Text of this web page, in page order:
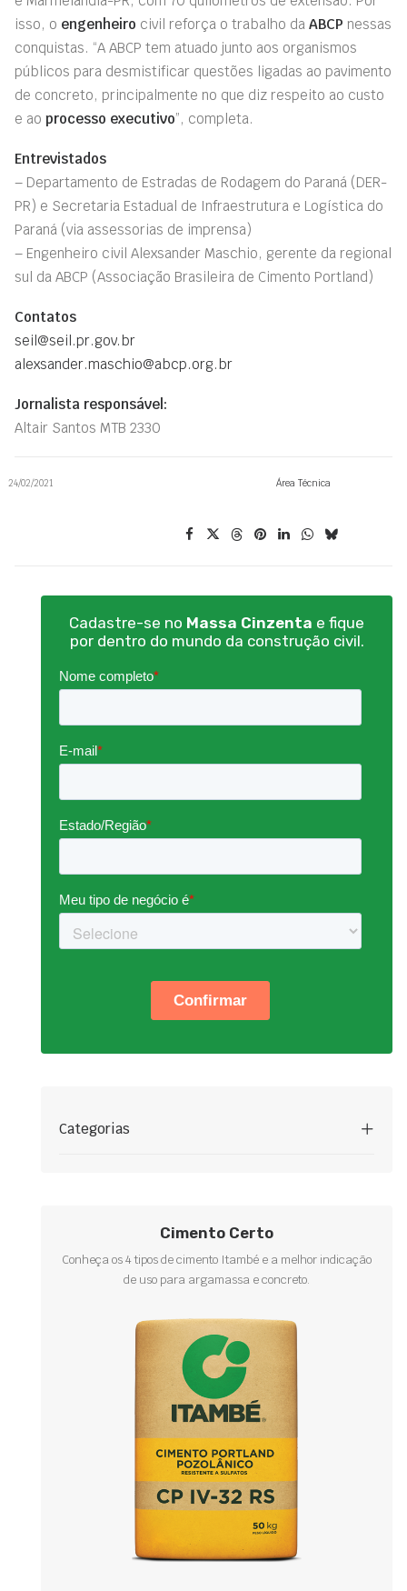
isso, o engenheiro civil reforça o trabalho da ABCP nessas
conquistas. “A ABCP tem atuado junto aos organismos
públicos para desmistificar questões ligadas ao pavimento
de concreto, principalmente no que diz respeito ao custo
e ao processo executivo”, completa.
Entrevistados
– Departamento de Estradas de Rodagem do Paraná (DER-
PR) e Secretaria Estadual de Infraestrutura e Logística do
Paraná (via assessorias de imprensa)
– Engenheiro civil Alexsander Maschio, gerente da regional
sul da ABCP (Associação Brasileira de Cimento Portland)
Contatos
seil@seil.pr.gov.br
alexsander.maschio@abcp.org.br
Jornalista responsável:
Altair Santos MTB 2330
24/02/2021 Área Técnica
Cadastre-se no Massa Cinzenta e fique
por dentro do mundo da construção civil.
Categorias
Cimento Certo
Conheça os 4 tipos de cimento Itambé e a melhor indicação
de uso para argamassa e concreto.